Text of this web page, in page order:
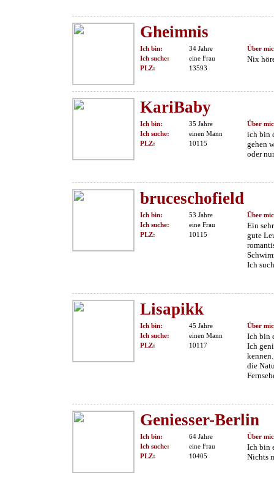
Gheimnis
Ich bin:
34 Jahre
Ich suche:
eine Frau
PLZ:
13593
Über
Nix
KariBaby
Ich bin:
35 Jahre
Ich suche:
einen Mann
PLZ:
10115
Über
ich bin
gehen
oder
bruceschofield
Ich bin:
53 Jahre
Ich suche:
eine Frau
PLZ:
10115
Über
Ein
gute
Ich
Lisapikk
Ich bin:
45 Jahre
Ich suche:
einen Mann
PLZ:
10117
Über
Ich bin
Ich
die
Geniesser-Berlin
Ich bin:
64 Jahre
Ich suche:
eine Frau
PLZ:
10405
Über
Ich bin
Nichts